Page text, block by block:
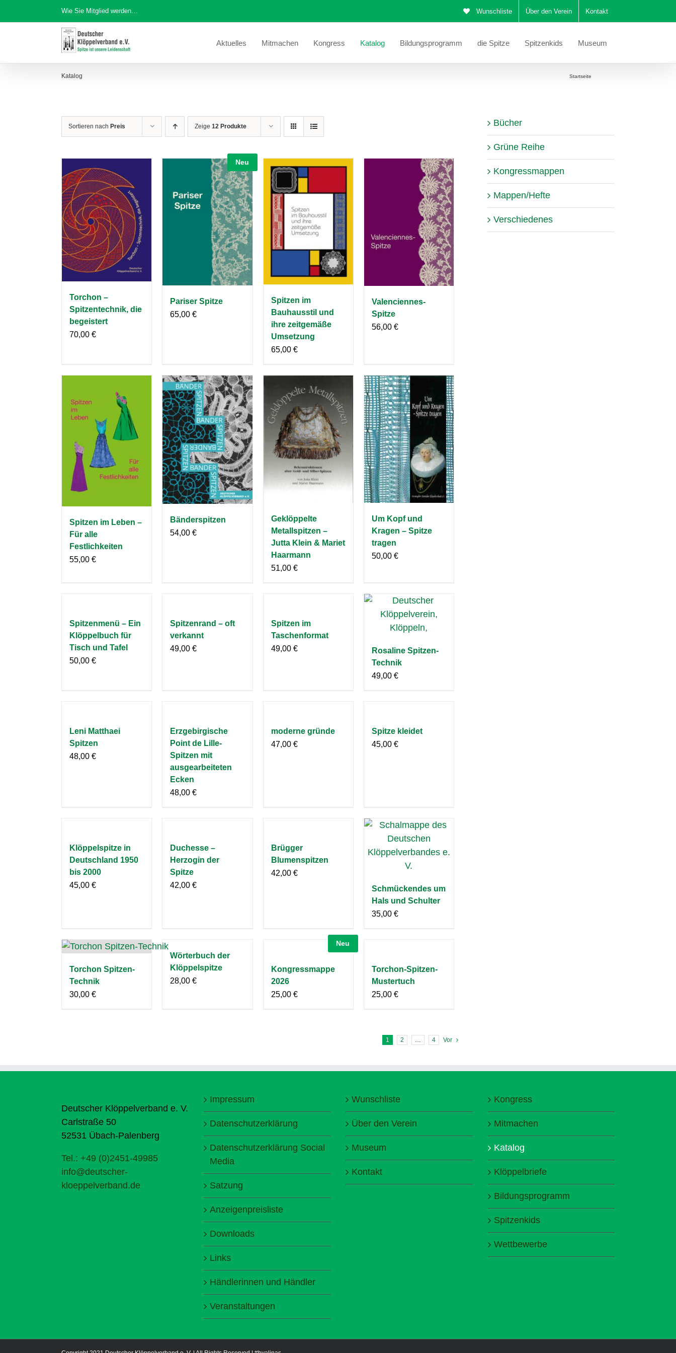
Inhalt
Wie Sie Mitglied werden… Wunschliste Über den Verein Kontakt
Aktuelles Mitmachen Kongress Katalog Bildungsprogramm die Spitze Spitzenkids Museum
Katalog Startseite
Sortieren nach Preis Zeige 12 Produkte
Torchon –
Spitzentechnik, die
begeistert
70,00 €
Neu
Pariser Spitze
65,00€
Spitzen im
Bauhausstil und
ihre zeitgemäße
Umsetzung
65,00 €
Valenciennes-
Spitze
56,00 €
Spitzen im Leben –
Für alle
Festlichkeiten
55,00 €
Bänderspitzen
54,00€
Geklöppelte
Metallspitzen –
Jutta Klein & Mariet
Haarmann
51,00 €
Um Kopf und
Kragen – Spitze
tragen
50,00 €
Spitzenmenü – Ein
Klöppelbuch für
Tisch und Tafel
50,00 €
Spitzenrand – oft
verkannt
49,00€
Spitzen im
Taschenformat
49,00 €
Rosaline Spitzen-
Technik
49,00 €
Leni Matthaei
Spitzen
48,00 €
Erzgebirgische
Point de Lille-
Spitzen mit
ausgearbeiteten
Ecken
48,00€
moderne gründe
47,00 €
Spitze kleidet
45,00 €
Klöppelspitze in
Deutschland 1950
bis 2000
45,00 €
Duchesse –
Herzogin der
Spitze
42,00€
Brügger
Blumenspitzen
42,00 €
Schmückendes um
Hals und Schulter
35,00 €
Torchon Spitzen-
Technik
30,00 €
Wörterbuch der
Klöppelspitze
28,00€
Neu
Kongressmappe
2026
25,00 €
Torchon-Spitzen-
Mustertuch
25,00 €
1 2 4 Vor
Bücher
Grüne Reihe
Kongressmappen
Mappen/Hefte
Verschiedenes
Deutscher Klöppelverband e. V.
Carlstraße 50
52531 Übach-Palenberg
Tel.: +49 (0)2451-49985
info@deutscher-
kloeppelverband.de
Impressum
Datenschutzerklärung
Datenschutzerklärung Social
Media
Satzung
Anzeigenpreisliste
Downloads
Links
Händlerinnen und Händler
Veranstaltungen
Wunschliste
Über den Verein
Museum
Kontakt
Kongress
Mitmachen
Katalog
Klöppelbriefe
Bildungsprogramm
Spitzenkids
Wettbewerbe